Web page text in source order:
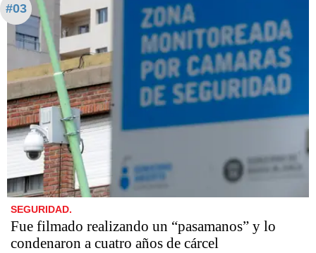
#03
SEGURIDAD.
Fue filmado realizando un “pasamanos” y lo
condenaron a cuatro años de cárcel